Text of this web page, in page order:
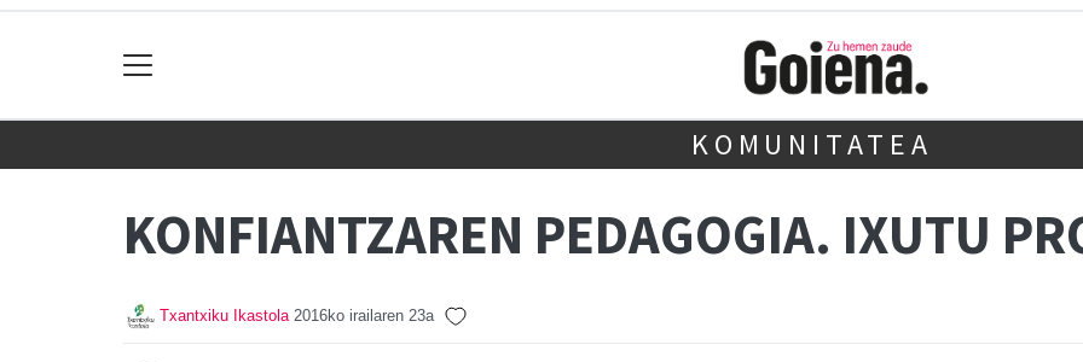
KOMUNITATEA
KONFIANTZAREN PEDAGOGIA. IXUTU
Txantxiku Ikastola 2016ko irailaren 23a